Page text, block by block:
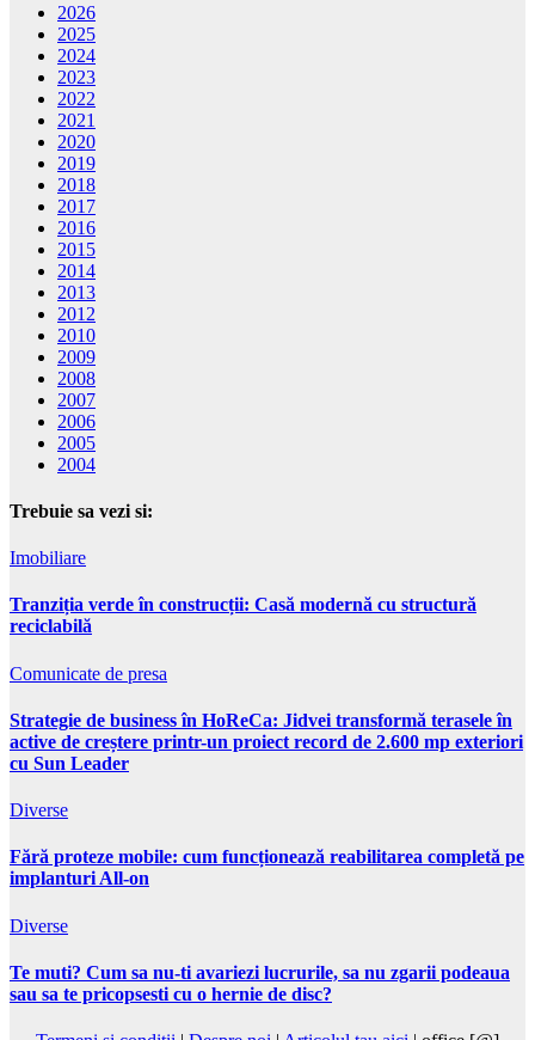
2026
2025
2024
2023
2022
2021
2020
2019
2018
2017
2016
2015
2014
2013
2012
2010
2009
2008
2007
2006
2005
2004
Trebuie sa vezi si:
Imobiliare
Tranziția verde în construcții: Casă modernă cu structură
reciclabilă
Comunicate de presa
Strategie de business în HoReCa: Jidvei transformă terasele în
active de creștere printr-un proiect record de 2.600 mp exteriori
cu Sun Leader
Diverse
Fără proteze mobile: cum funcționează reabilitarea completă pe
implanturi All-on
Diverse
Te muti? Cum sa nu-ti avariezi lucrurile, sa nu zgarii podeaua
sau sa te pricopsesti cu o hernie de disc?